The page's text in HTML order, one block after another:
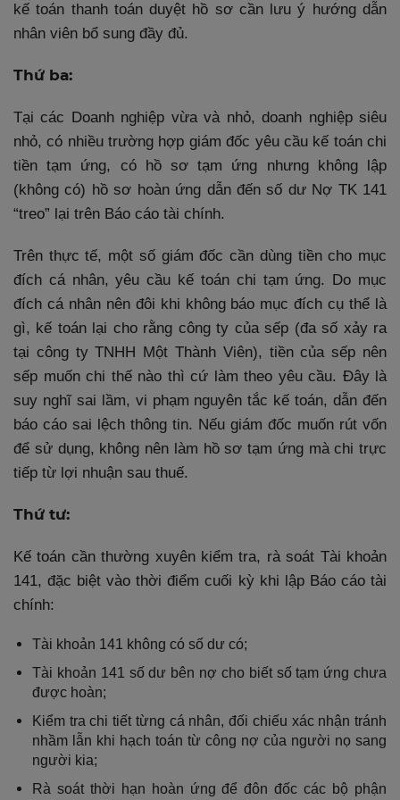
kế toán thanh toán duyệt hồ sơ cần lưu ý hướng dẫn
nhân viên bổ sung đầy đủ.
Thứ ba:
Tại các Doanh nghiệp vừa và nhỏ, doanh nghiệp siêu
nhỏ, có nhiều trường hợp giám đốc yêu cầu kế toán chi
tiền tạm ứng, có hồ sơ tạm ứng nhưng không lập
(không có) hồ sơ hoàn ứng dẫn đến số dư Nợ TK 141
“treo” lại trên Báo cáo tài chính.
Trên thực tế, một số giám đốc cần dùng tiền cho mục
đích cá nhân, yêu cầu kế toán chi tạm ứng. Do mục
đích cá nhân nên đôi khi không báo mục đích cụ thể là
gì, kế toán lại cho rằng công ty của sếp (đa số xảy ra
tại công ty TNHH Một Thành Viên), tiền của sếp nên
sếp muốn chi thế nào thì cứ làm theo yêu cầu. Đây là
suy nghĩ sai lầm, vi phạm nguyên tắc kế toán, dẫn đến
báo cáo sai lệch thông tin. Nếu giám đốc muốn rút vốn
để sử dụng, không nên làm hồ sơ tạm ứng mà chi trực
tiếp từ lợi nhuận sau thuế.
Thứ tư:
Kế toán cần thường xuyên kiểm tra, rà soát Tài khoản
141, đặc biệt vào thời điểm cuối kỳ khi lập Báo cáo tài
chính:
Tài khoản 141 không có số dư có;
Tài khoản 141 số dư bên nợ cho biết số tạm ứng chưa
được hoàn;
Kiểm tra chi tiết từng cá nhân, đối chiếu xác nhận tránh
nhầm lẫn khi hạch toán từ công nợ của người nọ sang
người kia;
Rà soát thời hạn hoàn ứng để đôn đốc các bộ phận